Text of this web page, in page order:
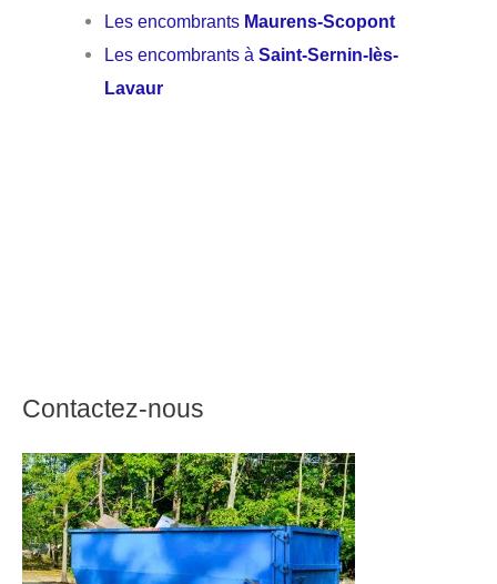
Les encombrants Maurens-Scopont
Les encombrants àSaint-Sernin-lès-
Lavaur
Contactez-nous